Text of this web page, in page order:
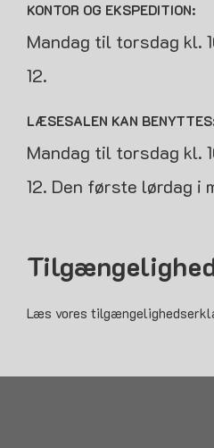
KONTOR OG EKSPEDITION:
Mandag til torsdag kl.
12.
LÆSESALEN KAN
Mandag til torsdag kl.
12. Den første lørdag i
Læs vores